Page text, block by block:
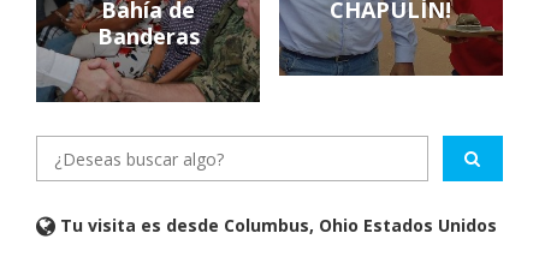
Bahía de
Banderas
CHAPULÍN!
Tu visita es desde Columbus, Ohio Estados Unidos